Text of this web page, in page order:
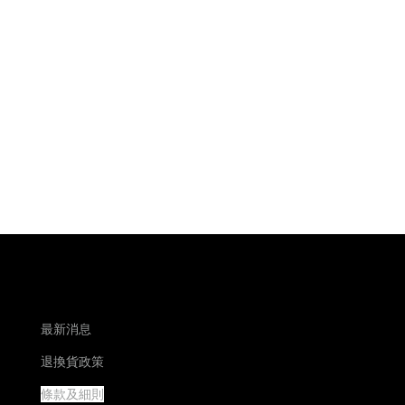
最新消息
退換貨政策
條款及細則